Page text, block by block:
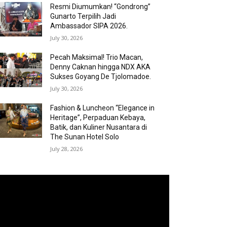
Resmi Diumumkan! “Gondrong”
Gunarto Terpilih Jadi
Ambassador SIPA 2026.
July 30, 2026
Pecah Maksimal! Trio Macan,
Denny Caknan hingga NDX AKA
Sukses Goyang De Tjolomadoe.
July 30, 2026
Fashion & Luncheon “Elegance in
Heritage”, Perpaduan Kebaya,
Batik, dan Kuliner Nusantara di
The Sunan Hotel Solo
July 28, 2026